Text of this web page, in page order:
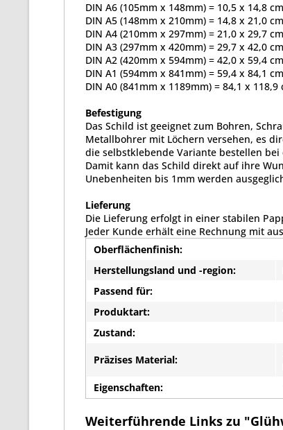
DIN A6 (105mm x 148mm) = 10,5 x 14,8 cm
DIN A5 (148mm x 210mm) = 14,8 x 21,0 cm
DIN A4 (210mm x 297mm) = 21,0 x 29,7 cm
DIN A3 (297mm x 420mm) = 29,7 x 42,0 cm
DIN A2 (420mm x 594mm) = 42,0 x 59,4 cm
DIN A1 (594mm x 841mm) = 59,4 x 84,1 cm
DIN A0 (841mm x 1189mm) = 84,1 x 118,9
Befestigung
Das Schild ist geeignet zum Bohren,
Metallbohrer mit Löchern versehen, es
die selbstklebende Variante bestellen
Damit kann das Schild direkt auf ihre
Unebenheiten bis 1mm werden
Lieferung
Die Lieferung erfolgt in einer stabilen
Jeder Kunde erhält eine Rechnung mit
Oberflächenfinish:
Herstellungsland und -region:
Passend für:
Produktart:
Zustand:
Präzises Material:
Eigenschaften:
Weiterführende Links zu